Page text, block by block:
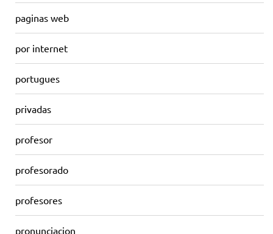
paginas web
por internet
portugues
privadas
profesor
profesorado
profesores
pronunciacion